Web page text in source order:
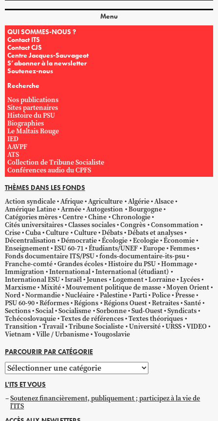
Menu
QUI SOMMES-NOUS ?
Contact ITS
Contact CJS
Centre Jacques-Sauvageot
S’abonner à la newsletter
Soutenez-nous
Recherche
Nos publications
Sites partenaires
Histoire du PSU
Biographies
Le Maltais Rouge
IED
AAVPF
ATS
Collection de Tribune Socialiste
Conférences audio du CPFS
THÈMES DANS LES FONDS
Action syndicale Afrique Agriculture Algérie Alsace
Amérique Latine Armée Autogestion
Bourgogne
Catégories mères Centre Chine Chronologie
Cités universitaires Classes sociales Congrès Consommation
Crise Cuba Culture Culture Débats Débats et analyses
Décentralisation Démocratie Écologie Ecologie Économie
Enseignement ESU 60-71 Étudiants/UNEF Europe Femmes
Fonds documentaire ITS/PSU fonds-documentaire-its-psu
Franche-comté Grandes écoles Histoire du PSU Hommage
Immigration International International (étudiant)
International ESU Israël Jeunes Logement Lorraine Lycées
Marxisme Mixité Mouvement politique de masse Moyen Orient
Nord Normandie Nucléaire Palestine Parti Police Presse
PSU 60-90 Réformes Régions Régions Ouest Retraites Santé
Sections Social Socialisme Sorbonne Sud-Ouest Syndicats
Tchécoslovaquie Textes de références Textes théoriques
Transition Travail Tribune Socialiste Université URSS VIDEO
Vietnam Ville / Urbanisme Yougoslavie
PARCOURIR PAR CATÉGORIE
Parcourir
par
catégorie
L'ITS ET VOUS
Soutenez financièrement, publiquement ; participez à la vie de
l'ITS